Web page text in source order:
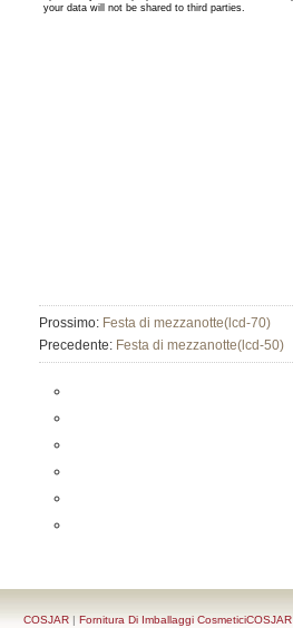
Prossimo: Festa di mezzanotte(lcd-70)
Precedente: Festa di mezzanotte(lcd-50)
COSJAR | Fornitura Di Imballaggi CosmeticiCOSJAR